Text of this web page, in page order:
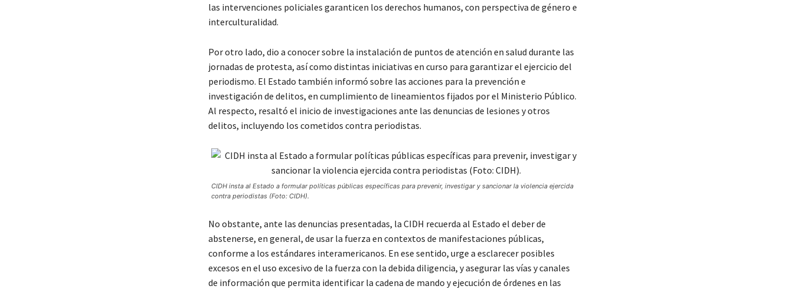
las intervenciones policiales garanticen los derechos humanos, con perspectiva de género e
interculturalidad.
Por otro lado, dio a conocer sobre la instalación de puntos de atención en salud durante las
jornadas de protesta, así como distintas iniciativas en curso para garantizar el ejercicio del
periodismo. El Estado también informó sobre las acciones para la prevención e
investigación de delitos, en cumplimiento de lineamientos fijados por el Ministerio Público.
Al respecto, resaltó el inicio de investigaciones ante las denuncias de lesiones y otros
delitos, incluyendo los cometidos contra periodistas.
CIDH insta al Estado a formular políticas públicas específicas para prevenir, investigar y sancionar la violencia ejercida
contra periodistas (Foto: CIDH).
No obstante, ante las denuncias presentadas, la CIDH recuerda al Estado el deber de
abstenerse, en general, de usar la fuerza en contextos de manifestaciones públicas,
conforme a los estándares interamericanos. En ese sentido, urge a esclarecer posibles
excesos en el uso excesivo de la fuerza con la debida diligencia, y asegurar las vías y canales
de información que permita identificar la cadena de mando y ejecución de órdenes en las